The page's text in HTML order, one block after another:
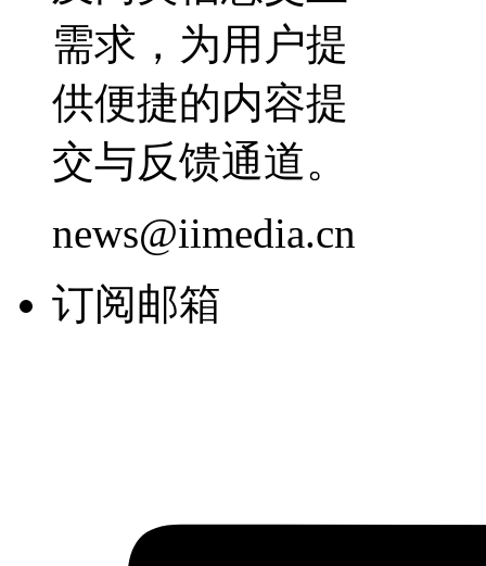
需求，为用户提
供便捷的内容提
交与反馈通道。
news@iimedia.cn
订阅邮箱